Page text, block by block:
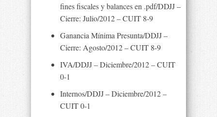
fines fiscales y balances en .pdf/DDJJ –
Cierre: Julio/2012 – CUIT 8-9
Ganancia Mínima Presunta/DDJJ –
Cierre: Agosto/2012 – CUIT 8-9
IVA/DDJJ – Diciembre/2012 – CUIT
0-1
Internos/DDJJ – Diciembre/2012 –
CUIT 0-1